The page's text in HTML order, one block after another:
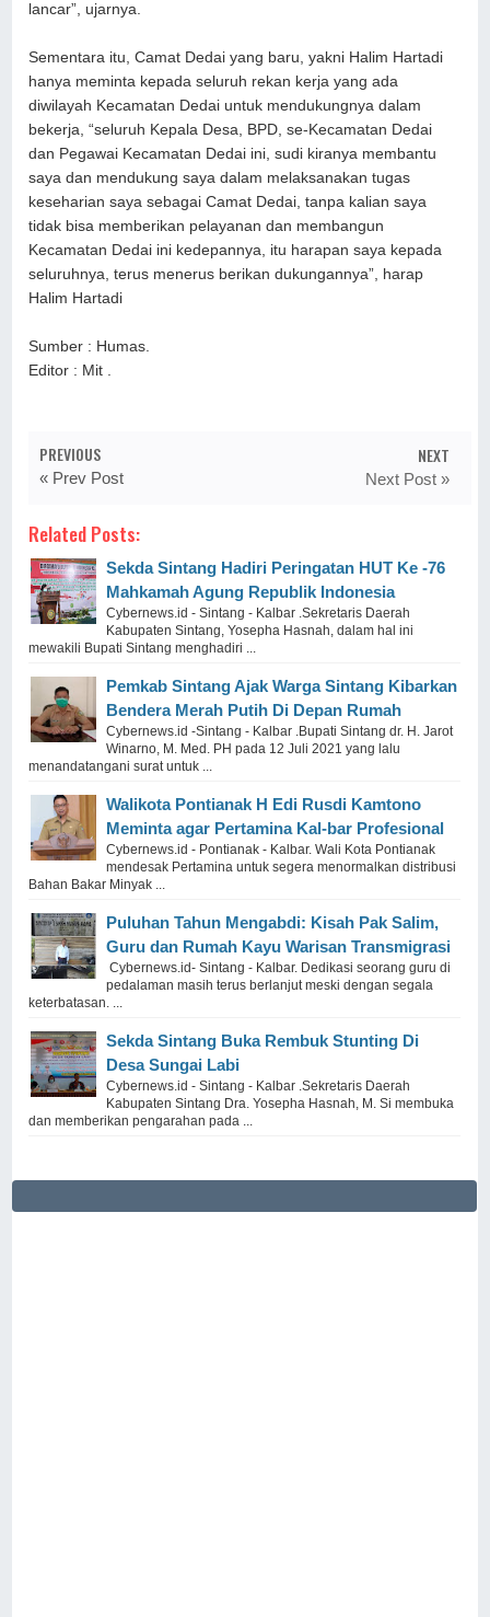
lancar”, ujarnya.
Sementara itu, Camat Dedai yang baru, yakni Halim Hartadi
hanya meminta kepada seluruh rekan kerja yang ada
diwilayah Kecamatan Dedai untuk mendukungnya dalam
bekerja, “seluruh Kepala Desa, BPD, se-Kecamatan Dedai
dan Pegawai Kecamatan Dedai ini, sudi kiranya membantu
saya dan mendukung saya dalam melaksanakan tugas
keseharian saya sebagai Camat Dedai, tanpa kalian saya
tidak bisa memberikan pelayanan dan membangun
Kecamatan Dedai ini kedepannya, itu harapan saya kepada
seluruhnya, terus menerus berikan dukungannya”, harap
Halim Hartadi
Sumber : Humas.
Editor : Mit .
PREVIOUS
« Prev Post
NEXT
Next Post »
Related Posts:
Sekda Sintang Hadiri Peringatan HUT Ke -76
Mahkamah Agung Republik Indonesia
Cybernews.id - Sintang - Kalbar .Sekretaris Daerah
Kabupaten Sintang, Yosepha Hasnah, dalam hal ini
mewakili Bupati Sintang menghadiri ...
Pemkab Sintang Ajak Warga Sintang Kibarkan
Bendera Merah Putih Di Depan Rumah
Cybernews.id -Sintang - Kalbar .Bupati Sintang dr. H. Jarot
Winarno, M. Med. PH pada 12 Juli 2021 yang lalu
menandatangani surat untuk ...
Walikota Pontianak H Edi Rusdi Kamtono
Meminta agar Pertamina Kal-bar Profesional
Cybernews.id - Pontianak - Kalbar. Wali Kota Pontianak
mendesak Pertamina untuk segera menormalkan distribusi
Bahan Bakar Minyak ...
Puluhan Tahun Mengabdi: Kisah Pak Salim,
Guru dan Rumah Kayu Warisan Transmigrasi
Cybernews.id- Sintang - Kalbar. Dedikasi seorang guru di
pedalaman masih terus berlanjut meski dengan segala
keterbatasan. ...
Sekda Sintang Buka Rembuk Stunting Di
Desa Sungai Labi
Cybernews.id - Sintang - Kalbar .Sekretaris Daerah
Kabupaten Sintang Dra. Yosepha Hasnah, M. Si membuka
dan memberikan pengarahan pada ...